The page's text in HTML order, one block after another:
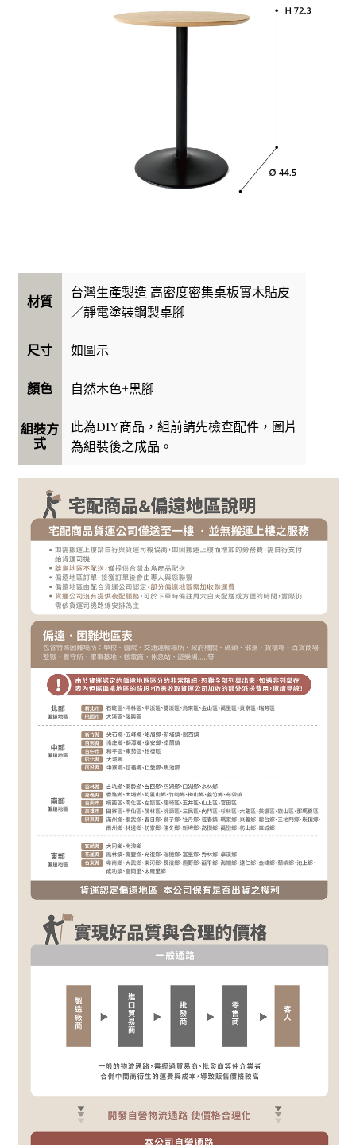
材質
台灣生產製造 高密度密集桌板實木貼皮
／靜電塗裝鋼製桌腳
尺寸 如圖示
顏色 自然木色+黑腳
組裝方
式
此為DIY商品，組前請先檢查配件，圖片
為組裝後之成品。